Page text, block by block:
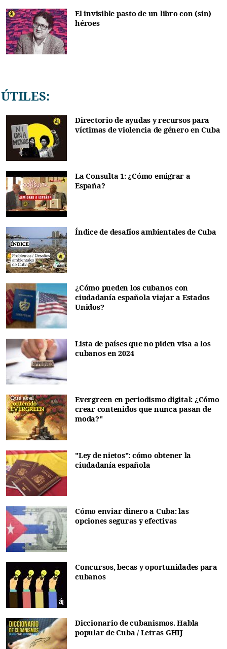
El invisible pasto de un libro con (sin)
héroes
ÚTILES:
Directorio de ayudas y recursos para
víctimas de violencia de género en Cuba
La Consulta 1: ¿Cómo emigrar a
España?
Índice de desafíos ambientales de Cuba
¿Cómo pueden los cubanos con
ciudadanía española viajar a Estados
Unidos?
Lista de países que no piden visa a los
cubanos en 2024
Evergreen en periodismo digital: ¿Cómo
crear contenidos que nunca pasan de
moda?"
"Ley de nietos": cómo obtener la
ciudadanía española
Cómo enviar dinero a Cuba: las
opciones seguras y efectivas
Concursos, becas y oportunidades para
cubanos
Diccionario de cubanismos. Habla
popular de Cuba / Letras GHIJ